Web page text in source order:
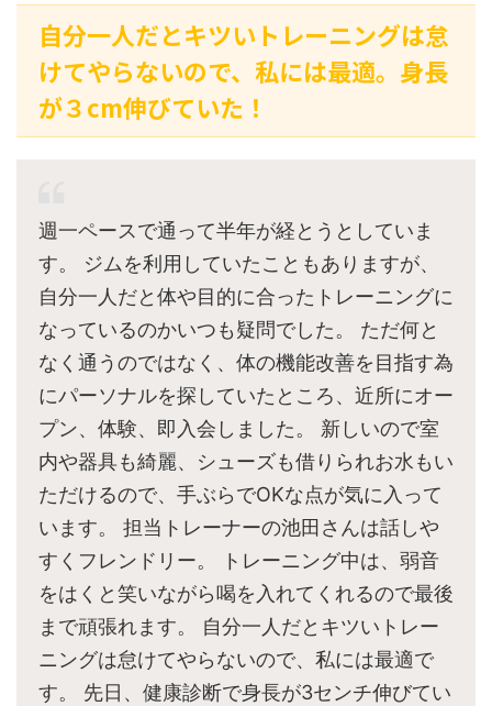
自分一人だとキツいトレーニングは怠
けてやらないので、私には最適。身長
が３cm伸びていた！
週一ペースで通って半年が経とうとしていま
す。 ジムを利用していたこともありますが、
自分一人だと体や目的に合ったトレーニングに
なっているのかいつも疑問でした。 ただ何と
なく通うのではなく、体の機能改善を目指す為
にパーソナルを探していたところ、近所にオー
プン、体験、即入会しました。 新しいので室
内や器具も綺麗、シューズも借りられお水もい
ただけるので、手ぶらでOKな点が気に入って
います。 担当トレーナーの池田さんは話しや
すくフレンドリー。 トレーニング中は、弱音
をはくと笑いながら喝を入れてくれるので最後
まで頑張れます。 自分一人だとキツいトレー
ニングは怠けてやらないので、私には最適で
す。 先日、健康診断で身長が3センチ伸びてい